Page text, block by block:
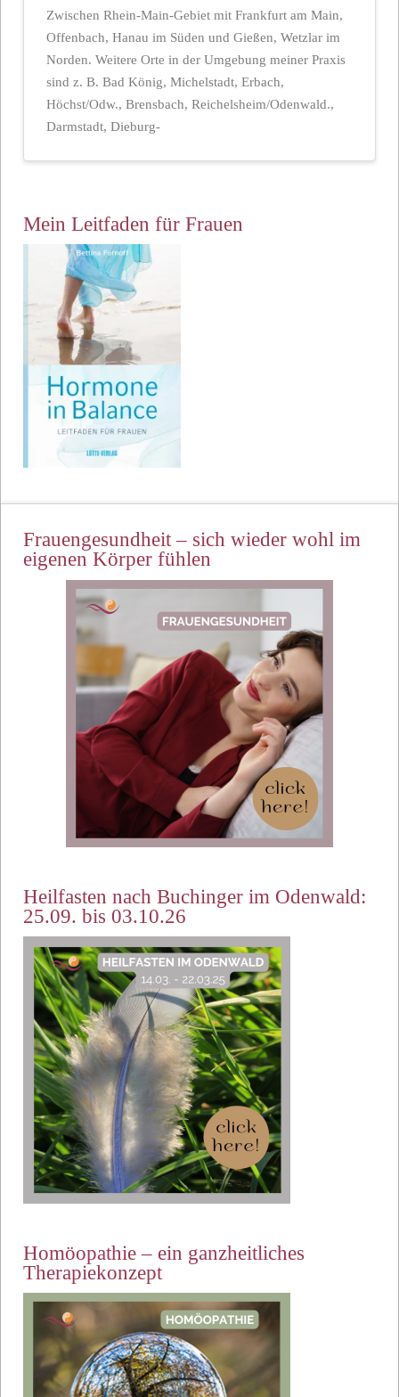
Zwischen Rhein-Main-Gebiet mit Frankfurt am Main,
Offenbach, Hanau im Süden und Gießen, Wetzlar im
Norden. Weitere Orte in der Umgebung meiner Praxis
sind z. B. Bad König, Michelstadt, Erbach,
Höchst/Odw., Brensbach, Reichelsheim/Odenwald.,
Darmstadt, Dieburg-
Mein Leitfaden für Frauen
Frauengesundheit – sich wieder wohl im
eigenen Körper fühlen
Heilfasten nach Buchinger im Odenwald:
25.09. bis 03.10.26
Homöopathie – ein ganzheitliches
Therapiekonzept